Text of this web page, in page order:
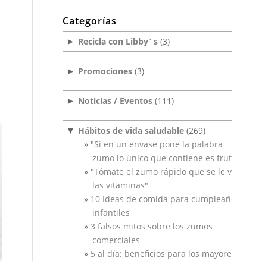
Categorías
► Recicla con Libby´s (3)
► Promociones (3)
► Noticias / Eventos (111)
▼ Hábitos de vida saludable (269)
"Si en un envase pone la palabra
zumo lo único que contiene es fruta"
"Tómate el zumo rápido que se le van
las vitaminas"
10 Ideas de comida para cumpleaños
infantiles
3 falsos mitos sobre los zumos
comerciales
5 al día: beneficios para los mayores